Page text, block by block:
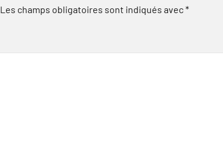
Les champs obligatoires sont indiqués avec*